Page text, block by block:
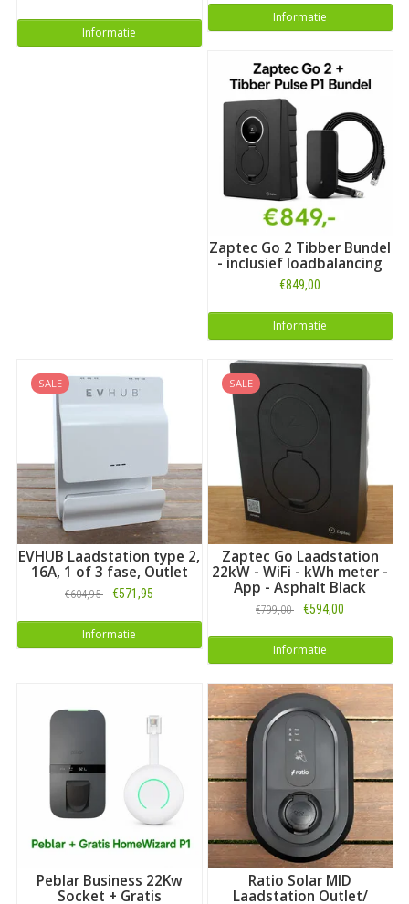
Informatie
Informatie
Zaptec Go 2 Tibber Bundel
- inclusief loadbalancing
€849,00
Informatie
SALE
EVHUB Laadstation type 2,
16A, 1 of 3 fase, Outlet
€604,95 €571,95
Informatie
SALE
Zaptec Go Laadstation
22kW - WiFi - kWh meter -
App - Asphalt Black
€799,00 €594,00
Informatie
Peblar Business 22Kw
Socket + Gratis
Ratio Solar MID
Laadstation Outlet/